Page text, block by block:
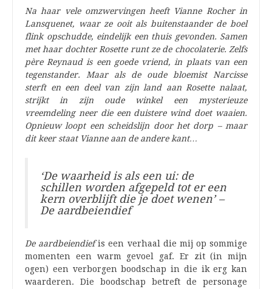
Na haar vele omzwervingen heeft Vianne Rocher in
Lansquenet, waar ze ooit als buitenstaander de boel
flink opschudde, eindelijk een thuis gevonden. Samen
met haar dochter Rosette runt ze de chocolaterie. Zelfs
père Reynaud is een goede vriend, in plaats van een
tegenstander. Maar als de oude bloemist Narcisse
sterft en een deel van zijn land aan Rosette nalaat,
strijkt in zijn oude winkel een mysterieuze
vreemdeling neer die een duistere wind doet waaien.
Opnieuw loopt een scheidslijn door het dorp – maar
dit keer staat Vianne aan de andere kant…
‘De waarheid is als een ui: de
schillen worden afgepeld tot er een
kern overblijft die je doet wenen’ –
De aardbeiendief
De aardbeiendiefis een verhaal die mij op sommige
momenten een warm gevoel gaf. Er zit (in mijn
ogen) een verborgen boodschap in die ik erg kan
waarderen. Die boodschap betreft de personage